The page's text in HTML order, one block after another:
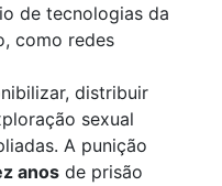
de tecnologias da
como redes
distribuir
sexual
A punição
anos de prisão